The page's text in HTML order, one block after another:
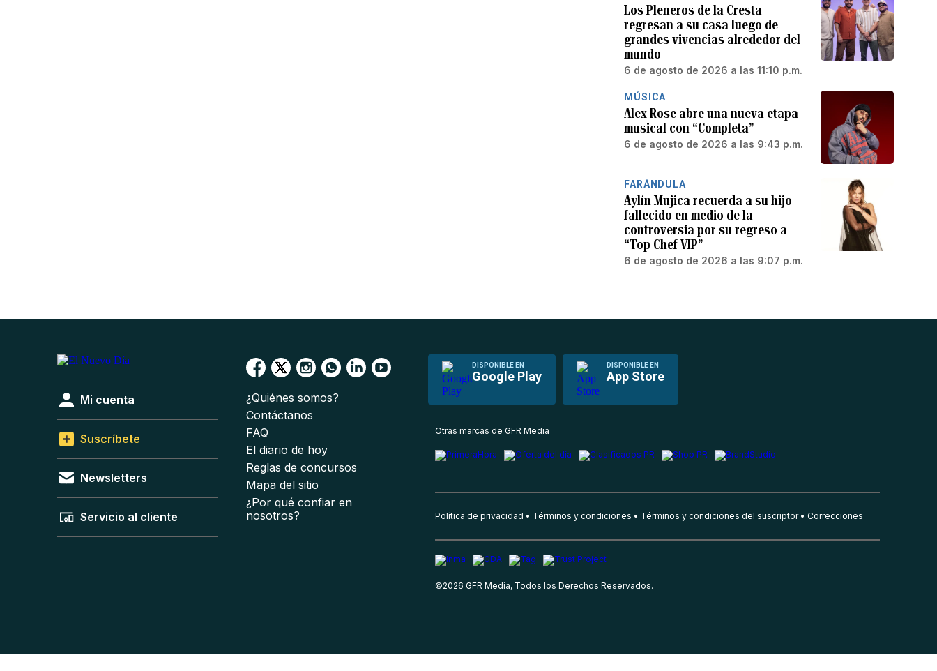
Los Pleneros de la Cresta
regresan a su casa luego de
grandes vivencias alrededor del
mundo
6 de agosto de 2026 a las 11:10 p.m.
MÚSICA
Alex Rose abre una nueva etapa
musical con “Completa”
6 de agosto de 2026 a las 9:43 p.m.
FARÁNDULA
Aylín Mujica recuerda a su hijo
fallecido en medio de la
controversia por su regreso a
“Top Chef VIP”
6 de agosto de 2026 a las 9:07 p.m.
DISPONIBLE EN
Google Play
DISPONIBLE EN
App Store
Mi cuenta
Suscríbete
Newsletters
Servicio al cliente
¿Quiénes somos?
Contáctanos
FAQ
El diario de hoy
Reglas de concursos
Mapa del sitio
¿Por qué confiar en
nosotros?
Otras marcas de GFR Media
Política de privacidad Términos y condiciones Términos y condiciones del suscriptor Correcciones
©2026 GFR Media, Todos los Derechos Reservados.